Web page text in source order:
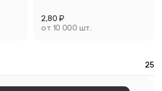
2,80 ₽
от 10 000 шт.
25